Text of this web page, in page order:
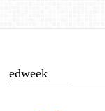
edweek